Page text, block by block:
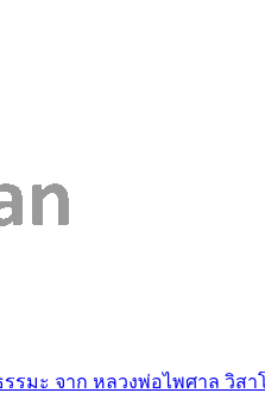
(ธรรมะ จาก หลวงพ่อไพศาล วิสา